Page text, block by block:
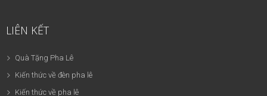
LIÊN KẾT
Quà Tặng Pha Lê
Kiến thức về đèn pha lê
Kiến thức về pha lê